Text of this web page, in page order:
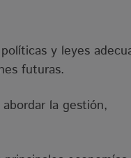
y leyes
futuras.
la gestión,